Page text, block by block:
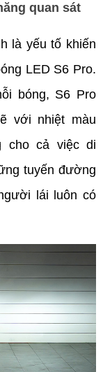
quan sát
là yếu tố khiến
LED S6 Pro.
bóng, S6 Pro
với nhiệt màu
cho cả việc di
tuyến đường
lái luôn có